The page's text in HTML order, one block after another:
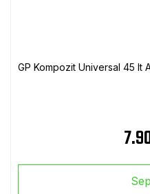
GP Kompozit Universal 45 lt